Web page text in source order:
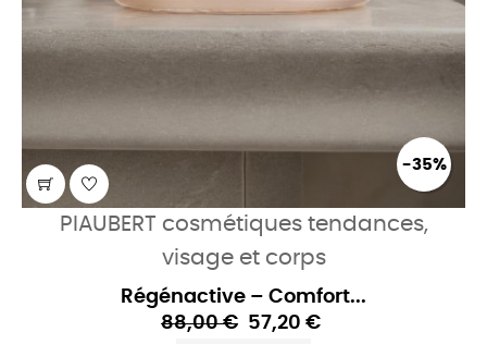
-35%
PIAUBERT cosmétiques tendances,
visage et corps
Régénactive – Comfort...
88,00 € 57,20 €